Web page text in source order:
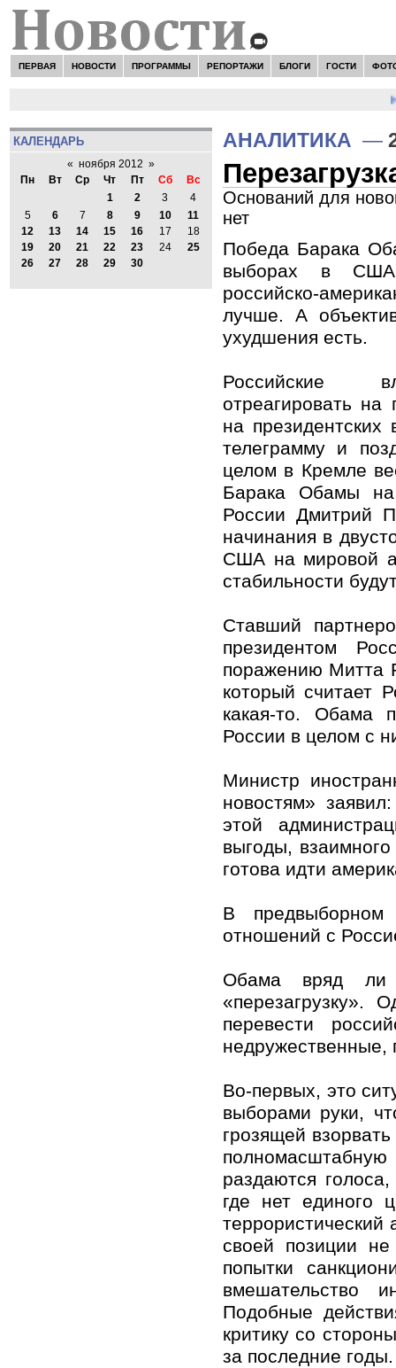
ПЕРВАЯ НОВОСТИ ПРОГРАММЫ РЕПОРТАЖИ БЛОГИ ГОСТИ
КАЛЕНДАРЬ
« ноября 2012 »
Пн
Вт Ср Чт Пт Сб
Вс
1
2 3
4
5
6 7 8 9 10
11
12
13 14 15 16 17
18
19
20 21 22 23 24
25
26
27 28 29 30
АНАЛИТИКА —
Оснований для
нет
Победа Барака
выборах в
российско-
лучше. А
ухудшения есть.
Российские
отреагировать
на
телеграмму и
целом в Кремле
Барака Обамы на
России Дмитрий
начинания в
США на мировой
стабильности
Ставший
президентом
поражению Митта
который считает
какая-то. Обама
России в целом с
Министр
новостям»
этой
выгоды,
готова идти
В
отношений с
Обама вряд ли
«перезагрузку».
перевести
недружественные,
Во-первых, это
выборами руки,
грозящей
раздаются
где нет единого
своей позиции
попытки
вмешательство
Подобные
критику со
за последние годы.